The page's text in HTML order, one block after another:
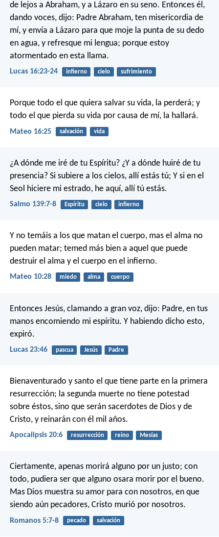
de lejos a Abraham, y a Lázaro en su seno. Entonces él,
dando voces, dijo: Padre Abraham, ten misericordia de
mí, y envía a Lázaro para que moje la punta de su dedo
en agua, y refresque mi lengua; porque estoy
atormentado en esta llama.
Lucas 16:23-24 infierno cielo sufrimiento
Porque todo el que quiera salvar su vida, la perderá; y
todo el que pierda su vida por causa de mí, la hallará.
Mateo 16:25 salvación vida
¿A dónde me iré de tu Espíritu? ¿Y a dónde huiré de tu
presencia? Si subiere a los cielos, allí estás tú; Y si en el
Seol hiciere mi estrado, he aquí, allí tú estás.
Salmo 139:7-8 Espíritu cielo infierno
Y no temáis a los que matan el cuerpo, mas el alma no
pueden matar; temed más bien a aquel que puede
destruir el alma y el cuerpo en el infierno.
Mateo 10:28 miedo alma cuerpo
Entonces Jesús, clamando a gran voz, dijo: Padre, en tus
manos encomiendo mi espíritu. Y habiendo dicho esto,
expiró.
Lucas 23:46 pascua Jesús Padre
Bienaventurado y santo el que tiene parte en la primera
resurrección; la segunda muerte no tiene potestad
sobre éstos, sino que serán sacerdotes de Dios y de
Cristo, y reinarán con él mil años.
Apocalipsis 20:6 resurrección reino Mesías
Ciertamente, apenas morirá alguno por un justo; con
todo, pudiera ser que alguno osara morir por el bueno.
Mas Dios muestra su amor para con nosotros, en que
siendo aún pecadores, Cristo murió por nosotros.
Romanos 5:7-8 pecado salvación